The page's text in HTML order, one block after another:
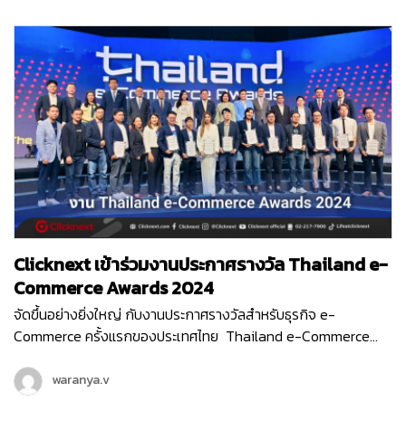
15,000…
Clicknext เข้าร่วมงานประกาศรางวัล Thailand e-
Commerce Awards 2024
จัดขึ้นอย่างยิ่งใหญ่ กับงานประกาศรางวัลสำหรับธุรกิจ e-
Commerce ครั้งแรกของประเทศไทย Thailand e-Commerce
5-6 ชั้น LG ศูนย์ประชุมแห่งชาติสิริกิติ์ เริ่มต้นงานด้วยกิจกรรม
เสวนา…
waranya.v